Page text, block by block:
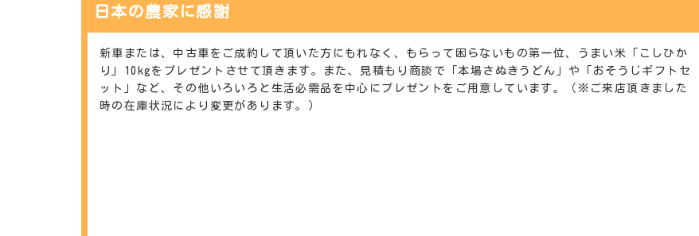
日本の農家に感謝
新車または、中古車をご成約して頂いた方にもれなく、もらって困らないもの第一位、うまい米「こしひか
り」10kgをプレゼントさせて頂きます。また、見積もり商談で「本場さぬきうどん」や「おそうじギフトセ
ット」など、その他いろいろと生活必需品を中心にプレゼントをご用意しています。（※ご来店頂きました
時の在庫状況により変更があります。）